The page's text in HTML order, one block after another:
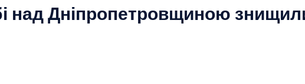
над Дніпропетровщиною